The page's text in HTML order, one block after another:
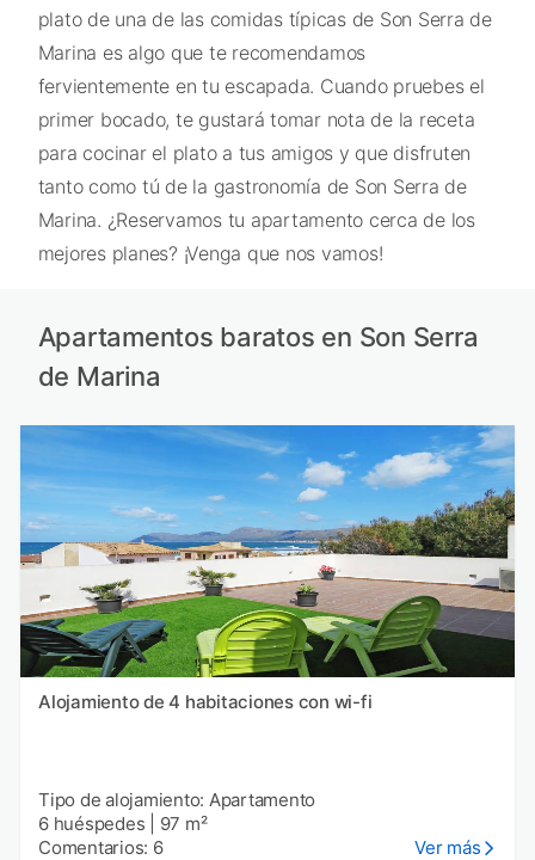
plato de una de las comidas típicas de Son Serra de
Marina es algo que te recomendamos
fervientemente en tu escapada. Cuando pruebes el
primer bocado, te gustará tomar nota de la receta
para cocinar el plato a tus amigos y que disfruten
tanto como tú de la gastronomía de Son Serra de
Marina. ¿Reservamos tu apartamento cerca de los
mejores planes? ¡Venga que nos vamos!
Apartamentos baratos en Son Serra
de Marina
Alojamiento de 4 habitaciones con wi-fi
Tipo de alojamiento: Apartamento
6 huéspedes
97 m²
Comentarios: 6
Ver más